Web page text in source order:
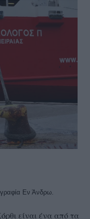
Εν Άνδρω.
είναι ένα από τα